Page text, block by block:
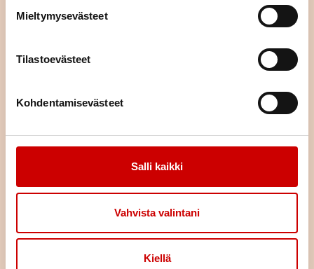
Mieltymysevästeet
Tilastoevästeet
Kohdentamisevästeet
Salli kaikki
Vahvista valintani
Kiellä
Löydä oma tukijasi
Oletko sairastunut tai sairastuneen läheinen? Haluaisitko jutella
kokemuksistasi toisen samankaltaista kokeneen kanssa?
Usein saman kokenut osaa parhaiten tukea sydänsairastunutta
tai hänen läheistään ja auttaa jaksamaan arjessa. Kuka vaan voi